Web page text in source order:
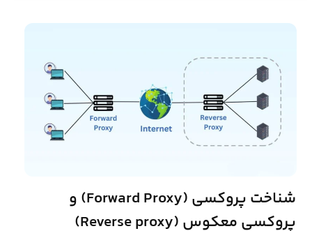
شناخت پروکسی (Forward Proxy) و
پروکسی معکوس (Reverse proxy)